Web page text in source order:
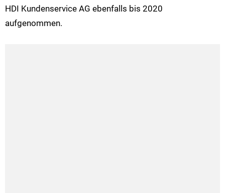
HDI Kundenservice AG ebenfalls bis 2020
aufgenommen.